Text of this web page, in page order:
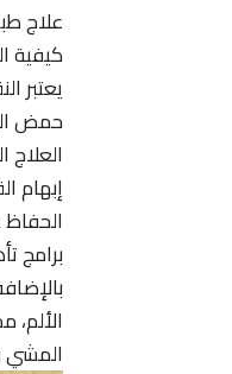
علاج
كيفية
يعتبر
حمض
إبهام
برامج
المشي